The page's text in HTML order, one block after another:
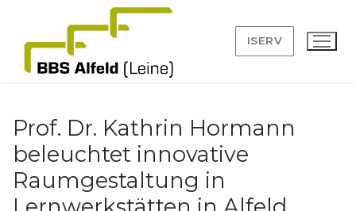
springen
ISERV
Suchen
nach:
Prof. Dr. Kathrin Hormann
beleuchtet innovative
Raumgestaltung in